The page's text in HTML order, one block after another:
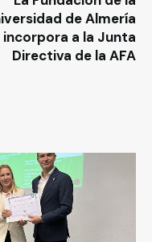
de Almería
incorpora a la Junta
Directiva de la AFA